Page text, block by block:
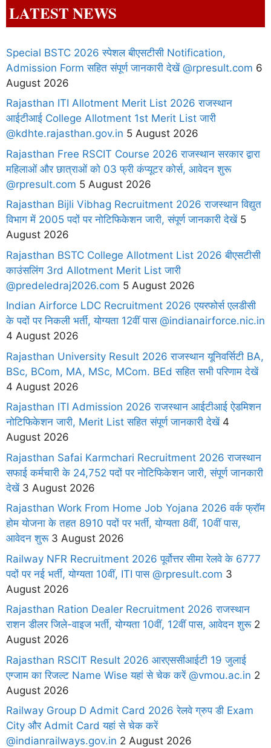
LATEST NEWS
Special BSTC 2026 स्पेशल बीएसटीसी Notification,
Admission Form सहित संपूर्ण जानकारी देखें @rpresult.com 6
August 2026
Rajasthan ITI Allotment Merit List 2026 राजस्थान
आईटीआई College Allotment 1st Merit List जारी
@kdhte.rajasthan.gov.in 5 August 2026
Rajasthan Free RSCIT Course 2026 राजस्थान सरकार द्वारा
महिलाओं और छात्राओं को 03 फ्री कंप्यूटर कोर्स, आवेदन शुरू
@rpresult.com 5 August 2026
Rajasthan Bijli Vibhag Recruitment 2026 राजस्थान विद्युत
विभाग में 2005 पदों पर नोटिफिकेशन जारी, संपूर्ण जानकारी देखें5
August 2026
Rajasthan BSTC College Allotment List 2026 बीएसटीसी
काउंसलिंग 3rd Allotment Merit List जारी
@predeledraj2026.com 5 August 2026
Indian Airforce LDC Recruitment 2026 एयरफोर्स एलडीसी
के पदों पर निकली भर्ती, योग्यता 12वीं पास @indianairforce.nic.in
4 August 2026
Rajasthan University Result 2026 राजस्थान यूनिवर्सिटी BA,
BSc, BCom, MA, MSc, MCom. BEd सहित सभी परिणाम देखें
4 August 2026
Rajasthan ITI Admission 2026 राजस्थान आईटीआई ऐडमिशन
नोटिफिकेशन जारी, Merit List सहित संपूर्ण जानकारी देखें4
August 2026
Rajasthan Safai Karmchari Recruitment 2026 राजस्थान
सफाई कर्मचारी के 24,752 पदों पर नोटिफिकेशन जारी, संपूर्ण जानकारी
देखें3 August 2026
Rajasthan Work From Home Job Yojana 2026 वर्क फ्रॉम
होम योजना के तहत 8910 पदों पर भर्ती, योग्यता 8वीं, 10वीं पास,
आवेदन शुरू3 August 2026
Railway NFR Recruitment 2026 पूर्वोत्तर सीमा रेलवे के 6777
पदों पर नई भर्ती, योग्यता 10वीं, ITI पास @rpresult.com 3
August 2026
Rajasthan Ration Dealer Recruitment 2026 राजस्थान
राशन डीलर जिले-वाइज भर्ती, योग्यता 10वीं, 12वीं पास, आवेदन शुरू2
August 2026
Rajasthan RSCIT Result 2026 आरएससीआईटी 19 जुलाई
एग्जाम का रिजल्ट Name Wise यहां से चेक करें @vmou.ac.in 2
August 2026
Railway Group D Admit Card 2026 रेलवे ग्रुप डी Exam
City और Admit Card यहां से चेक करें
@indianrailways.gov.in 2 August 2026